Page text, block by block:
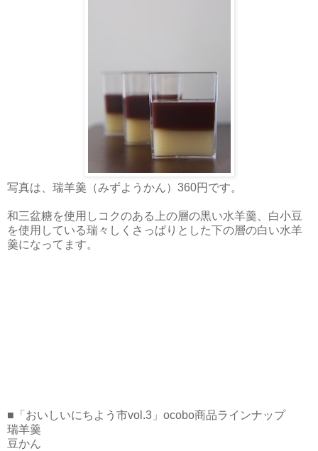
写真は、瑞羊羹（みずようかん）360円です。
和三盆糖を使用しコクのある上の層の黒い水羊羹、白小豆
を使用している瑞々しくさっぱりとした下の層の白い水羊
羹になってます。
■「おいしいにちよう市vol.3」ocobo商品ラインナップ
瑞羊羹
豆かん